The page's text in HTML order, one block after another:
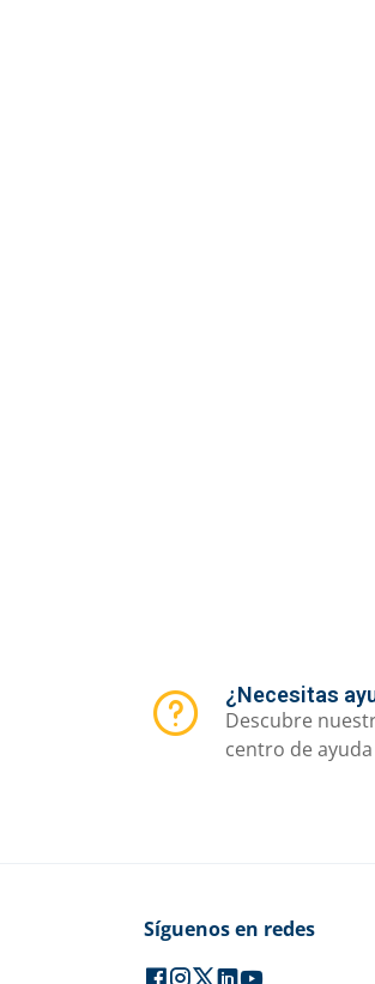
¿Necesitas
Descubre
centro de ayuda
Síguenos en redes